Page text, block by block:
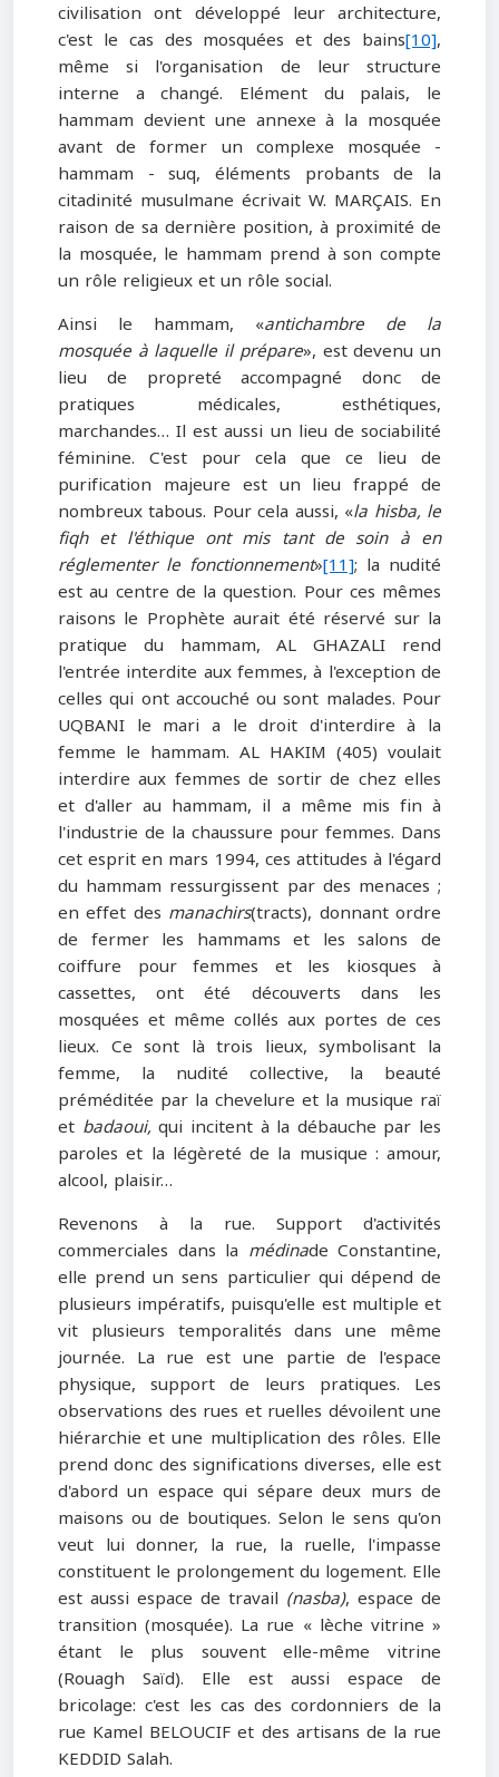
civilisation ont développé leur architecture,
c'est le cas des mosquées et des bains[10],
même si l'organisation de leur structure
interne a changé. Elément du palais, le
hammam devient une annexe à la mosquée
avant de former un complexe mosquée -
hammam - suq, éléments probants de la
citadinité musulmane écrivait W. MARÇAIS. En
raison de sa dernière position, à proximité de
la mosquée, le hammam prend à son compte
un rôle religieux et un rôle social.
Ainsi le hammam, «antichambre de la
mosquée à laquelle il prépare», est devenu un
lieu de propreté accompagné donc de
pratiques médicales, esthétiques,
marchandes… Il est aussi un lieu de sociabilité
féminine. C'est pour cela que ce lieu de
purification majeure est un lieu frappé de
nombreux tabous. Pour cela aussi, «la hisba, le
fiqh et l'éthique ont mis tant de soin à en
réglementer le fonctionnement»[11]; la nudité
est au centre de la question. Pour ces mêmes
raisons le Prophète aurait été réservé sur la
pratique du hammam, AL GHAZALI rend
l'entrée interdite aux femmes, à l'exception de
celles qui ont accouché ou sont malades. Pour
UQBANI le mari a le droit d'interdire à la
femme le hammam. AL HAKIM (405) voulait
interdire aux femmes de sortir de chez elles
et d'aller au hammam, il a même mis fin à
l'industrie de la chaussure pour femmes. Dans
cet esprit en mars 1994, ces attitudes à l'égard
du hammam ressurgissent par des menaces ;
en effet des manachirs(tracts), donnant ordre
de fermer les hammams et les salons de
coiffure pour femmes et les kiosques à
cassettes, ont été découverts dans les
mosquées et même collés aux portes de ces
lieux. Ce sont là trois lieux, symbolisant la
femme, la nudité collective, la beauté
préméditée par la chevelure et la musique raï
et badaoui,qui incitent à la débauche par les
paroles et la légèreté de la musique : amour,
alcool, plaisir…
Revenons à la rue. Support d'activités
commerciales dans la médinade Constantine,
elle prend un sens particulier qui dépend de
plusieurs impératifs, puisqu'elle est multiple et
vit plusieurs temporalités dans une même
journée. La rue est une partie de l'espace
physique, support de leurs pratiques. Les
observations des rues et ruelles dévoilent une
hiérarchie et une multiplication des rôles. Elle
prend donc des significations diverses, elle est
d'abord un espace qui sépare deux murs de
maisons ou de boutiques. Selon le sens qu'on
veut lui donner, la rue, la ruelle, l'impasse
constituent le prolongement du logement. Elle
est aussi espace de travail (nasba), espace de
transition (mosquée). La rue « lèche vitrine »
étant le plus souvent elle-même vitrine
(Rouagh Saïd). Elle est aussi espace de
bricolage: c'est les cas des cordonniers de la
rue Kamel BELOUCIF et des artisans de la rue
KEDDID Salah.